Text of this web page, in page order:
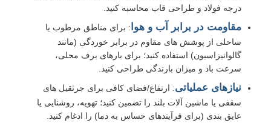
درجه فولاد و طراحی قاب محاسبه کنید.
مقاومت در برابر آب و هوا : برای مناطق مرطوب یا
ساحلی از پوشش های مقاوم در برابر خوردگی (مانند
گالوانیزاسیون) استفاده کنید؛ برای بارهای برف محلی،
سرعت باد و میزان بارندگی طراحی کنید.
نیازهای عملیاتی: ارتفاع/فضای کافی برای جرثقیل های
سقفی یا ماشین آلات بلند را تضمین کنید؛ تهویه، روشنایی یا
عایق بندی (برای فرآیندهای حساس به دما) را ادغام کنید.